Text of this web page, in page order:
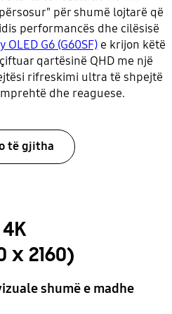
për shumë lojtarë që
performancës dhe cilësisë
G6 (G60SF)e krijon këtë
qartësinë QHD me një
rifreskimi ultra të shpejtë
dhe reaguese.
të gjitha
4K
x 2160)
shumë e madhe